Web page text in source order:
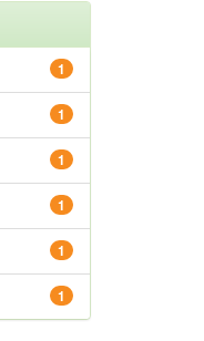
1
1
1
1
1
1